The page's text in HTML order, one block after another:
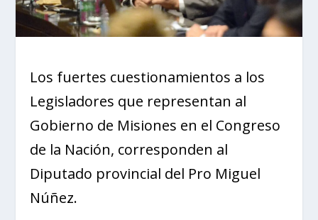
Los fuertes cuestionamientos a los
Legisladores que representan al
Gobierno de Misiones en el Congreso
de la Nación, corresponden al
Diputado provincial del Pro Miguel
Núñez.